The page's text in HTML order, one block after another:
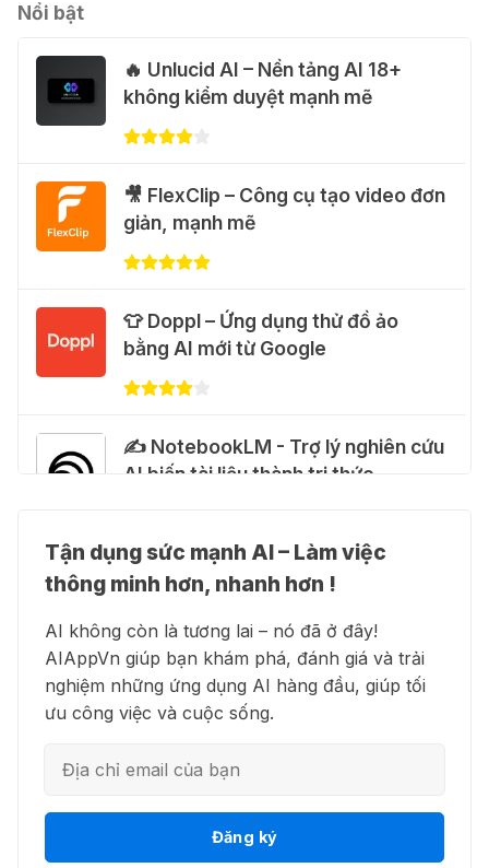
🐈 Nhận miễn phí 30 video AI + 100
hình ảnh mỗi ngày với Dola.com
31 Thg 07 2026
🎁 Hướng dẫn nhận Google Plus 12
tháng miễn phí
28 Thg 07 2026
Cảnh báo: Xuất hiện script và
hướng dẫn giả mạo giúp "mở khóa"
Claude Max 20x miễn phí
27 Thg 07 2026
🍎 Claude for Teachers – chương
🎁 Hướng dẫn nhận ChatGPT
đầu + 1.250 Codex Credits
12 Thg 07 2026
♾️ Hướng dẫn reset Supergrok
🎵 Công cụ giúp "lách luật" bản
Nổi bật
🔥 Unlucid AI – Nền tảng AI 18+
không kiểm duyệt mạnh mẽ
🎥 FlexClip – Công cụ tạo video đơn
giản, mạnh mẽ
👕 Doppl – Ứng dụng thử đồ ảo
bằng AI mới từ Google
✍️ NotebookLM - Trợ lý nghiên cứu
AI biến tài liệu thành tri thức
👗 Higgsfield AI – Biến ý tưởng
thành phim chất lượng cao
💻 Blackbox AI - Trợ lý lập trình
thông minh
trình công việc
Tận dụng sức mạnh AI – Làm việc
thông minh hơn, nhanh hơn !
AI không còn là tương lai – nó đã ở đây!
AIAppVn giúp bạn khám phá, đánh giá và trải
nghiệm những ứng dụng AI hàng đầu, giúp tối
ưu công việc và cuộc sống.
Đăng ký